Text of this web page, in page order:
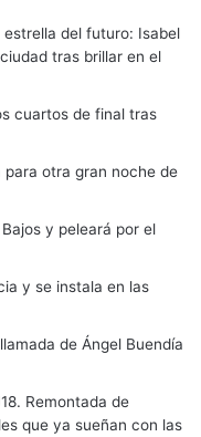
del futuro: Isabel
tras brillar en el
cuartos de final tras
para otra gran noche de
y peleará por el
y se instala en las
de Ángel Buendía
Remontada de
que ya sueñan con las